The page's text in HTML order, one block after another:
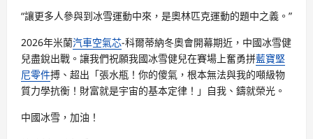
“讓更多人參與到冰雪運動中來，是奧林匹克運動的題中之義。”
2026年米蘭汽車空氣芯-科爾蒂納冬奧會開幕期近，中國冰雪健
兒盡銳出戰。讓我們祝願我國冰雪健兒在賽場上奮勇拼藍寶堅
尼零件搏、超出「張水瓶！你的傻氣，根本無法與我的噸級物
質力學抗衡！財富就是宇宙的基本定律！」自我、鑄就榮光。
中國冰雪，加油！